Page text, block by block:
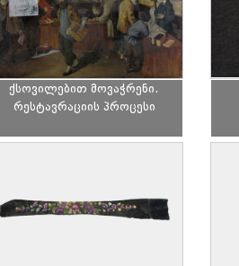
ქსოვილებით მოვაჭრენი.
რესტავრაციის პროცესი